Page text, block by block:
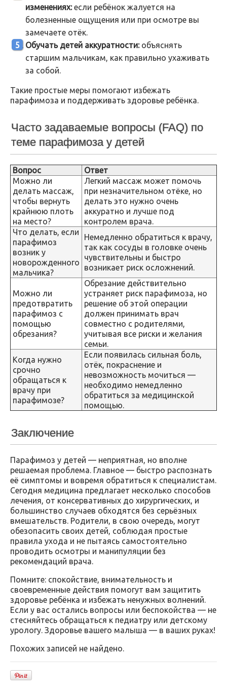
изменениях:если ребёнок жалуется на
болезненные ощущения или при осмотре вы
замечаете отёк.
Обучать детей аккуратности:объяснять
старшим мальчикам, как правильно ухаживать
за собой.
Такие простые меры помогают избежать
парафимоза и поддерживать здоровье ребёнка.
Часто задаваемые вопросы (FAQ) по
теме парафимоза у детей
Вопрос
Ответ
Можно ли
делать массаж,
чтобы вернуть
крайнюю плоть
на место?
Легкий массаж может помочь
при незначительном отёке, но
делать это нужно очень
аккуратно и лучше под
контролем врача.
Что делать, если
парафимоз
возник у
новорожденного
мальчика?
Немедленно обратиться к врачу,
так как сосуды в головке очень
чувствительны и быстро
возникает риск осложнений.
Можно ли
предотвратить
парафимоз с
помощью
обрезания?
Обрезание действительно
устраняет риск парафимоза, но
решение об этой операции
должен принимать врач
совместно с родителями,
учитывая все риски и желания
семьи.
Когда нужно
срочно
обращаться к
врачу при
парафимозе?
Если появилась сильная боль,
отёк, покраснение и
невозможность мочиться —
необходимо немедленно
обратиться за медицинской
помощью.
Заключение
Парафимоз у детей — неприятная, но вполне
решаемая проблема. Главное — быстро распознать
её симптомы и вовремя обратиться к специалистам.
Сегодня медицина предлагает несколько способов
лечения, от консервативных до хирургических, и
большинство случаев обходятся без серьёзных
вмешательств. Родители, в свою очередь, могут
обезопасить своих детей, соблюдая простые
правила ухода и не пытаясь самостоятельно
проводить осмотры и манипуляции без
рекомендаций врача.
Помните: спокойствие, внимательность и
своевременные действия помогут вам защитить
здоровье ребёнка и избежать ненужных волнений.
Если у вас остались вопросы или беспокойства — не
стесняйтесь обращаться к педиатру или детскому
урологу. Здоровье вашего малыша — в ваших руках!
Похожих записей не найдено.